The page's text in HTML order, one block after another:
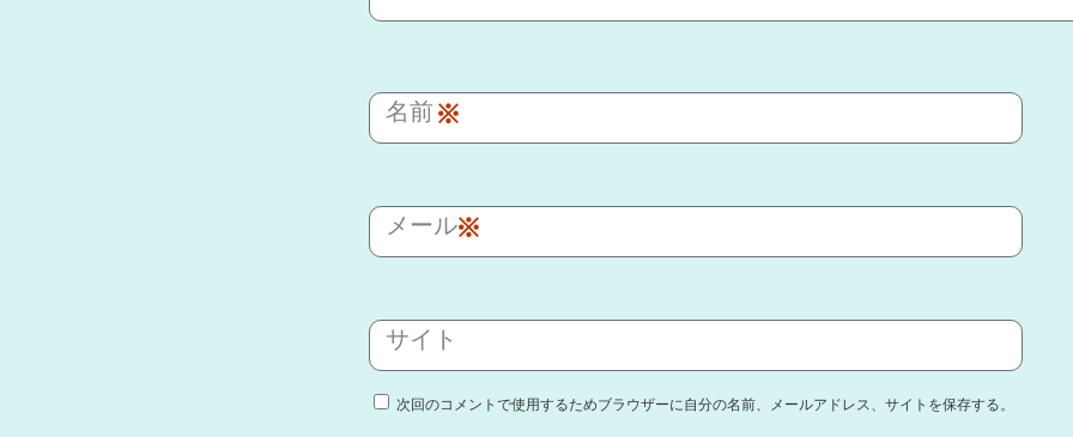
名前 ※
メール※
サイト
次回のコメントで使用するためブラウザーに自分の名前、メールアドレス、サイトを保存する。